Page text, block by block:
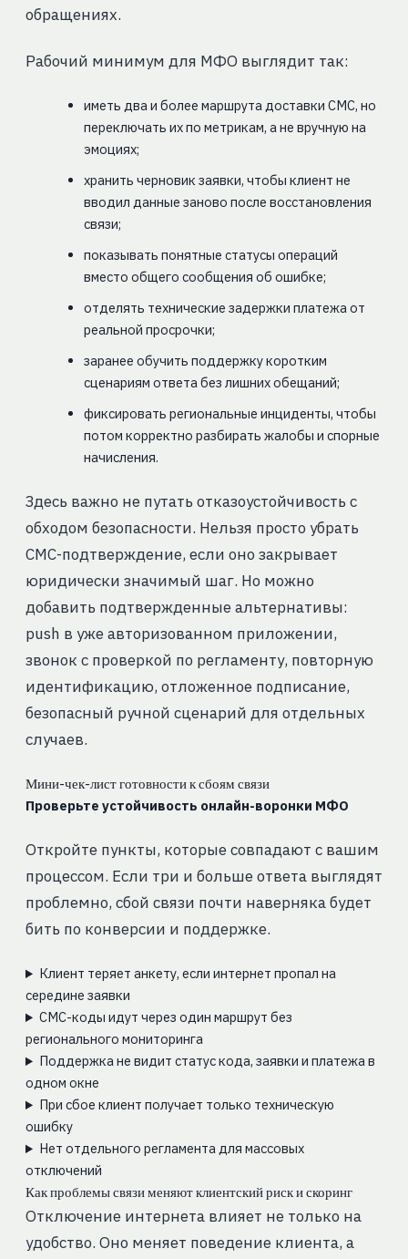
обращениях.
Рабочий минимум для МФО выглядит так:
иметь два и более маршрута доставки СМС, но
переключать их по метрикам, а не вручную на
эмоциях;
хранить черновик заявки, чтобы клиент не
вводил данные заново после восстановления
связи;
показывать понятные статусы операций
вместо общего сообщения об ошибке;
отделять технические задержки платежа от
реальной просрочки;
заранее обучить поддержку коротким
сценариям ответа без лишних обещаний;
фиксировать региональные инциденты, чтобы
потом корректно разбирать жалобы и спорные
начисления.
Здесь важно не путать отказоустойчивость с
обходом безопасности. Нельзя просто убрать
СМС-подтверждение, если оно закрывает
юридически значимый шаг. Но можно
добавить подтвержденные альтернативы:
push в уже авторизованном приложении,
звонок с проверкой по регламенту, повторную
идентификацию, отложенное подписание,
безопасный ручной сценарий для отдельных
случаев.
Мини-чек-лист готовности к сбоям связи
Проверьте устойчивость онлайн-воронки МФО
Откройте пункты, которые совпадают с вашим
процессом. Если три и больше ответа выглядят
проблемно, сбой связи почти наверняка будет
бить по конверсии и поддержке.
Клиент теряет анкету, если интернет пропал на
середине заявки
СМС-коды идут через один маршрут без
регионального мониторинга
Поддержка не видит статус кода, заявки и платежа в
одном окне
При сбое клиент получает только техническую
ошибку
Нет отдельного регламента для массовых
отключений
Как проблемы связи меняют клиентский риск и скоринг
Отключение интернета влияет не только на
удобство. Оно меняет поведение клиента, а